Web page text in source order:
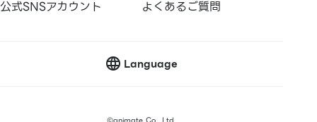
公式SNSアカウント
よくあるご質問
Language